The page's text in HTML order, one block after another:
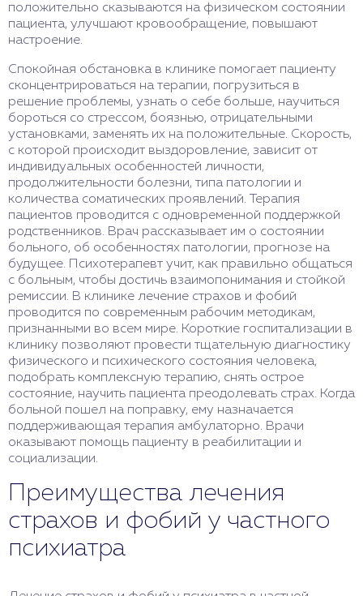
положительно сказываются на физическом состоянии
пациента, улучшают кровообращение, повышают
настроение.
Спокойная обстановка в клинике помогает пациенту
сконцентрироваться на терапии, погрузиться в
решение проблемы, узнать о себе больше, научиться
бороться со стрессом, боязнью, отрицательными
установками, заменять их на положительные. Скорость,
с которой происходит выздоровление, зависит от
индивидуальных особенностей личности,
продолжительности болезни, типа патологии и
количества соматических проявлений. Терапия
пациентов проводится с одновременной поддержкой
родственников. Врач рассказывает им о состоянии
больного, об особенностях патологии, прогнозе на
будущее. Психотерапевт учит, как правильно общаться
с больным, чтобы достичь взаимопонимания и стойкой
ремиссии. В клинике лечение страхов и фобий
проводится по современным рабочим методикам,
признанными во всем мире. Короткие госпитализации в
клинику позволяют провести тщательную диагностику
физического и психического состояния человека,
подобрать комплексную терапию, снять острое
состояние, научить пациента преодолевать страх. Когда
больной пошел на поправку, ему назначается
поддерживающая терапия амбулаторно. Врачи
оказывают помощь пациенту в реабилитации и
социализации.
Преимущества лечения
страхов и фобий у частного
психиатра